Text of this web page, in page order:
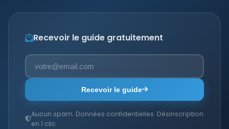
Recevoir le guide gratuitement
Recevoir le guide
Aucun spam. Données confidentielles. Désinscription
en 1 clic.